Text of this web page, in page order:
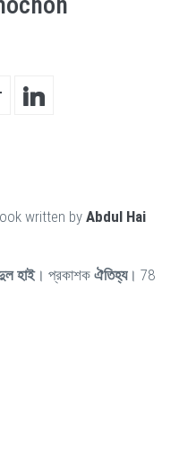
written byAbdul Hai
হাই। প্রকাশক ঐতিহ্য। 78